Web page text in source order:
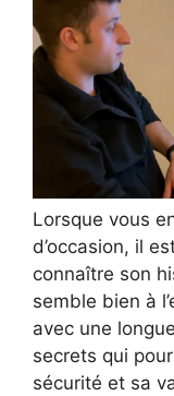
Lorsque vous
d’occasion, il
connaître son
semble bien à
avec une
secrets qui
sécurité et sa